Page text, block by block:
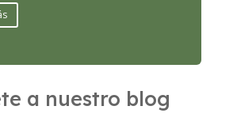
a nuestro blog